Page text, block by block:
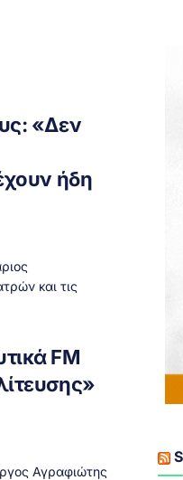
«Δεν
ήδη
και τις
FM
Αγραφιώτης